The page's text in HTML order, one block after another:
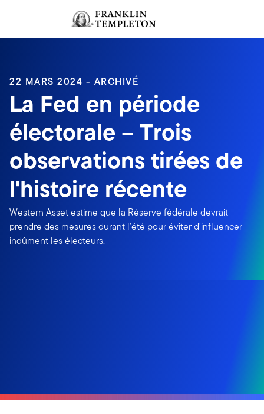
Header menu toggle
Ouverture de session
22 MARS 2024 - ARCHIVÉ
La Fed en période
électorale – Trois
observations tirées de
l'histoire récente
Western Asset estime que la Réserve fédérale devrait
prendre des mesures durant l'été pour éviter d'influencer
indûment les électeurs.